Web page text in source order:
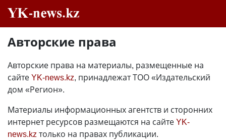
Авторские права
Авторские права на материалы, размещенные на
сайтеYK-news.kz, принадлежат ТОО «Издательский
дом «Регион».
Материалы информационных агентств и сторонних
интернет ресурсов размещаются на сайтеYK-
news.kzтолько на правах публикации.